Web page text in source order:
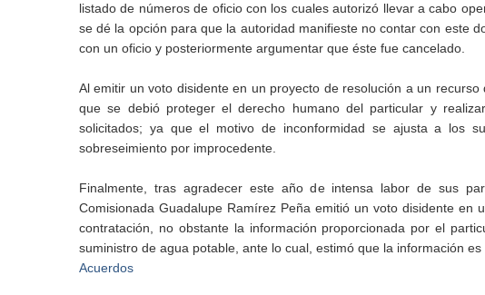
listado de números de oficio con los cuales autorizó llevar a cabo
se dé la opción para que la autoridad manifieste no contar con este
con un oficio y posteriormente argumentar que éste fue cancelado.
Al emitir un voto disidente en un proyecto de resolución a un
que se debió proteger el derecho humano del particular y
solicitados; ya que el motivo de inconformidad se ajusta a los
sobreseimiento por improcedente.
Finalmente, tras agradecer este año de intensa labor de sus
Comisionada Guadalupe Ramírez Peña emitió un voto disidente
contratación, no obstante la información proporcionada por el
suministro de agua potable, ante lo cual, estimó que la información es
Acuerdos